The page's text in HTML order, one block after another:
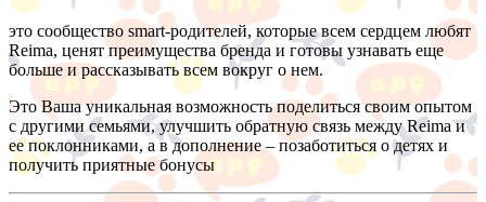
это сообщество smart-родителей, которые всем сердцем любят
Reima, ценят преимущества бренда и готовы узнавать еще
больше и рассказывать всем вокруг о нем.
Это Ваша уникальная возможность поделиться своим опытом
с другими семьями, улучшить обратную связь между Reima и
ее поклонниками, а в дополнение – позаботиться о детях и
получить приятные бонусы